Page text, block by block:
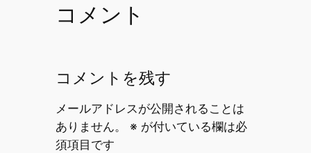
コメント
コメントを残す
メールアドレスが公開されることは
ありません。
※ が付いている欄は必
須項目です